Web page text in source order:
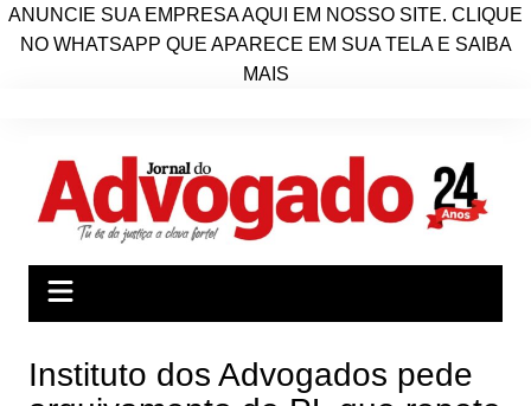
ANUNCIE SUA EMPRESA AQUI EM NOSSO SITE. CLIQUE
NO WHATSAPP QUE APARECE EM SUA TELA E SAIBA
MAIS
conteúdo
Instituto dos Advogados pede